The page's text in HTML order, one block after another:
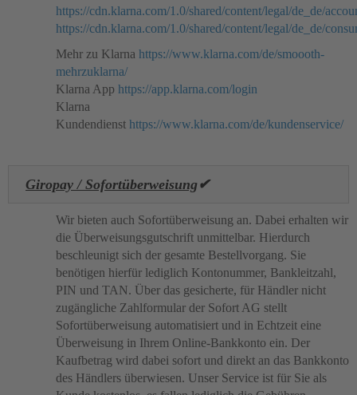
https://cdn.klarna.com/1.0/shared/content/legal/de_de/
https://cdn.klarna.com/1.0/shared/content/legal/de_de/
Mehr zu Klarna https://www.klarna.com/de/smoooth-
mehrzuklarna/
Klarna App https://app.klarna.com/login
Klarna
Kundendienst https://www.klarna.com/de/kundenservice/
Giropay / Sofortüberweisung ✔
Wir bieten auch Sofortüberweisung an. Dabei erhalten wir
die Überweisungsgutschrift unmittelbar. Hierdurch
beschleunigt sich der gesamte Bestellvorgang. Sie
benötigen hierfür lediglich Kontonummer, Bankleitzahl,
PIN und TAN. Über das gesicherte, für Händler nicht
zugängliche Zahlformular der Sofort AG stellt
Sofortüberweisung automatisiert und in Echtzeit eine
Überweisung in Ihrem Online-Bankkonto ein. Der
Kaufbetrag wird dabei sofort und direkt an das Bankkonto
des Händlers überwiesen. Unser Service ist für Sie als